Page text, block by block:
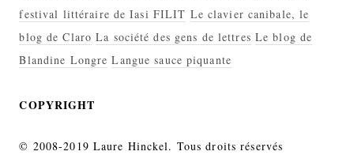
festival littéraire de Iasi FILIT Le clavier canibale, le
blog de Claro La société des gens de lettres Le blog de
Blandine Longre Langue sauce piquante
COPYRIGHT
© 2008-2019 Laure Hinckel. Tous droits réservés